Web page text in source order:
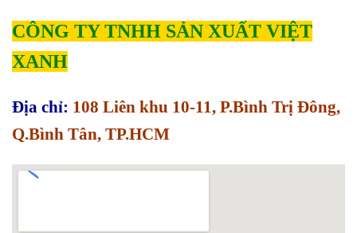
CÔNG TY TNHH SẢN XUẤT VIỆT
XANH
Địa chỉ: 108 Liên khu 10-11, P.Bình Trị Đông,
Q.Bình Tân, TP.HCM